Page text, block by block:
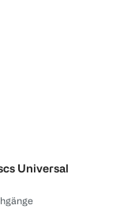
Universal